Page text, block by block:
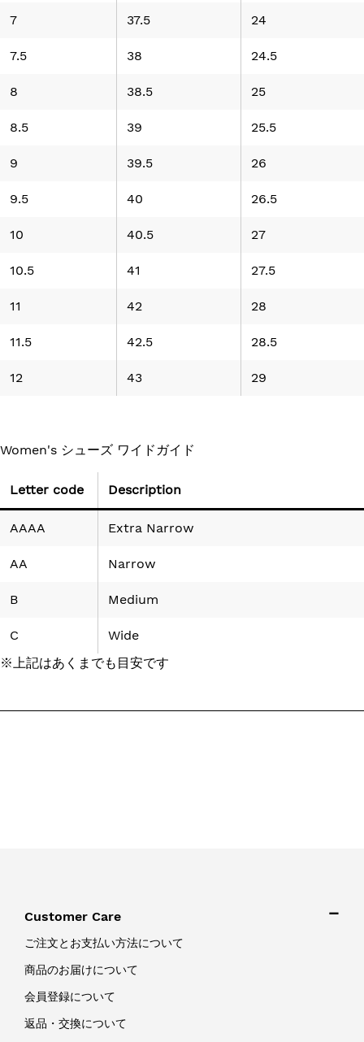
7 37.5 24
7.5 38 24.5
8 38.5 25
8.5 39 25.5
9 39.5 26
9.5 40 26.5
10 40.5 27
10.5 41 27.5
11 42 28
11.5 42.5 28.5
12 43 29
Women's シューズ ワイドガイド
Letter code Description
AAAA Extra Narrow
AA Narrow
B Medium
C
Wide
※上記はあくまでも目安です
Customer Care
ご注文とお支払い方法について
商品のお届けについて
会員登録について
返品・交換について